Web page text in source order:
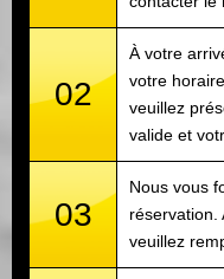
02
À votre
votre
veuillez
valide et
03
Nous vous
réservation.
veuillez